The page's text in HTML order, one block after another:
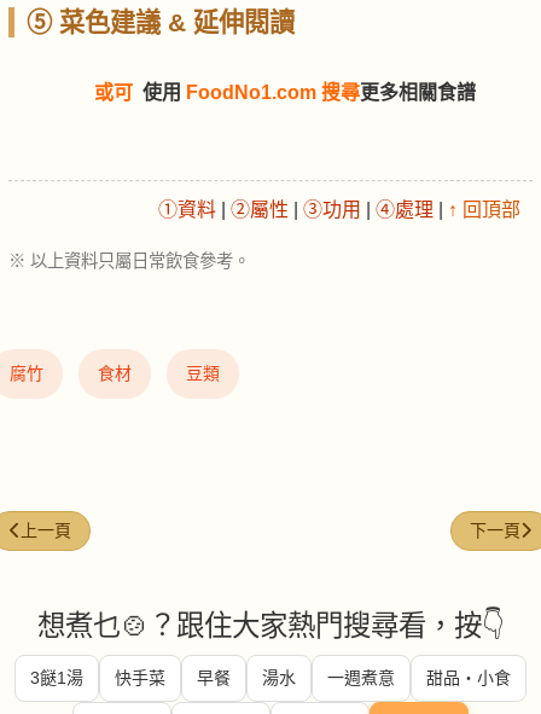
⑤ 菜色建議 & 延伸閱讀
或可 使用 FoodNo1.com 搜尋更多相關食譜
①資料 ②屬性 ③功用 ④處理 ↑ 回頂部
※ 以上資料只屬日常飲食參考。
腐竹 食材 豆類
上一篇文章: 瘦豬肉 (Lean pork)
上一頁 下一篇
下一頁
想煮乜🍲？跟住大家熱門搜尋看，按👇
3餸1湯 快手菜 早餐 湯水 一週煮意 甜品・小食